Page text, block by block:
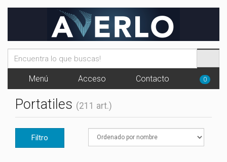
Menú Acceso Contacto 0
Portatiles (211 art.)
Filtro